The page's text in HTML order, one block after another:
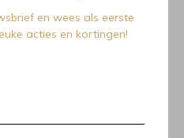
en wees als eerste
acties en kortingen!
voor onze